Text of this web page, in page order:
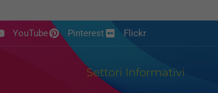
YouTube Pinterest Flickr
Settori Informativi